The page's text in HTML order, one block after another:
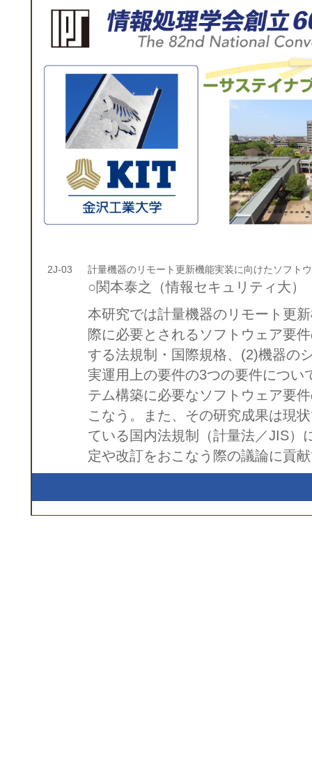
2J-03 計量機器のリモート更新機能実装に向けたソフト
○関本泰之（情報セキュリティ大）
本研究では計量機器のリモート更
際に必要とされるソフトウェア要
する法規制・国際規格、(2)機器の
実運用上の要件の3つの要件につ
テム構築に必要なソフトウェア要
こなう。また、その研究成果は現
ている国内法規制（計量法／JIS）
定や改訂をおこなう際の議論に貢